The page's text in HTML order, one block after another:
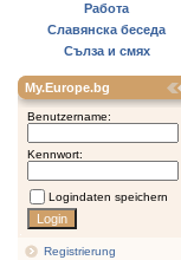
Работа
Славянска беседа
Сълза и смях
My.Europe.bg
Benutzername:
Kennwort:
Logindaten speichern
Registrierung